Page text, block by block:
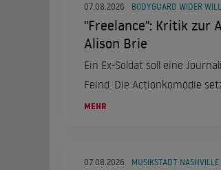
07.08.2026 BODYGUARD WIDER
"Freelance": Kritik zur
Alison Brie
Ein Ex-Soldat soll eine
Feind. Die Actionkomödie
MEHR
07.08.2026 MUSIKSTADT NASHVILLE